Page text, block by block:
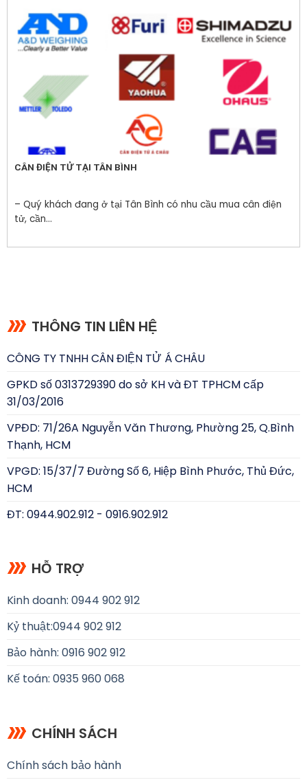
CÂN ĐIỆN TỬ TẠI TÂN BÌNH
– Quý khách đang ở tại Tân Bình có nhu cầu mua cân điện
tử, cần...
THÔNG TIN LIÊN HỆ
CÔNG TY TNHH CÂN ĐIỆN TỬ Á CHÂU
GPKD số 0313729390 do sở KH và ĐT TPHCM cấp
31/03/2016
VPĐD: 71/26A Nguyễn Văn Thương, Phường 25, Q.Bình
Thạnh, HCM
VPGD: 15/37/7 Đường Số 6, Hiệp Bình Phước, Thủ Đức,
HCM
ĐT: 0944.902.912 - 0916.902.912
HỖ TRỢ
Kinh doanh: 0944 902 912
Kỷ thuật:0944 902 912
Bảo hành: 0916 902 912
Kế toán: 0935 960 068
CHÍNH SÁCH
Chính sách bảo hành